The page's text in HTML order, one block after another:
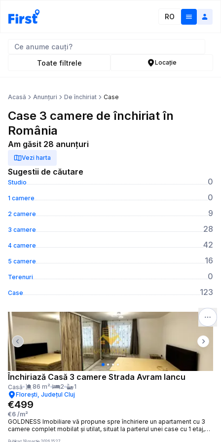
RO
Toate filtrele Locație
Acasă Anunțuri De închiriat Case
Case 3 camere de închiriat în
România
Am găsit 28 anunțuri
Vezi harta
Sugestii de căutare
Studio 0
1 camere 0
2 camere 9
3 camere 28
4 camere 42
5 camere 16
Terenuri 0
Case 123
Previous slide Next
Închiriază Casă 3 camere Strada Avram Iancu
Casă 86 m² 2
1
Florești, Județul Cluj
€499
€6 /m²
GOLDNESS Imobiliare vă propune spre închiriere un apartament cu 3
camere complet mobilat și utilat, situat la parterul unei case cu 1 etaj,